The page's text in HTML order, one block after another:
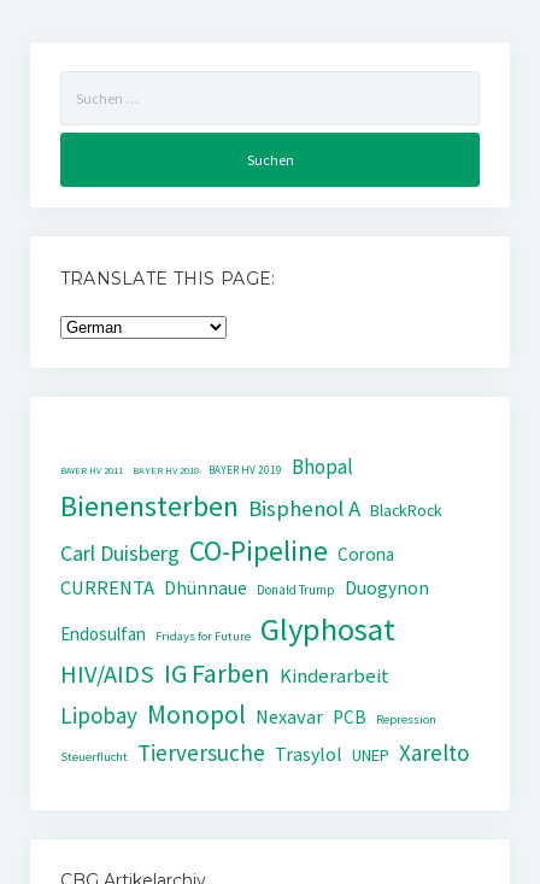
nach:
TRANSLATE THIS PAGE:
BAYER HV 2011 BAYER HV 2018 BAYER HV 2019 Bhopal
Bienensterben Bisphenol A BlackRock
Carl Duisberg CO-Pipeline Corona
CURRENTA Dhünnaue Donald Trump
Duogynon
Endosulfan
Fridays for Future Glyphosat
HIV/AIDS IG Farben Kinderarbeit
Lipobay Monopol Nexavar PCB Repression
Steuerflucht Tierversuche Trasylol UNEP Xarelto